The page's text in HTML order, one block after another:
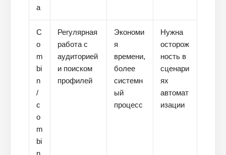
а
C
o
m
bi
n
/
c
o
m
bi
n
Регулярная
работа с
аудиторией
и поиском
профилей
Экономи
я
времени,
более
системн
ый
процесс
Нужна
осторож
ность в
сценари
ях
автомат
изации